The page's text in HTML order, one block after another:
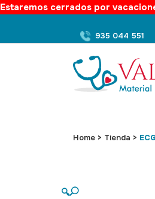
Estaremos cerrados por
935 044 551
Home > Tienda >
🔍